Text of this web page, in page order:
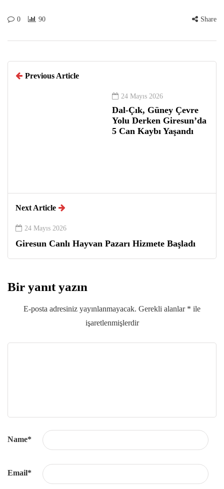
0 90 Share
Previous Article
24 Mayıs 2026
Dal-Çık, Güney Çevre
Yolu Derken Giresun’da
5 Can Kaybı Yaşandı
Next Article
24 Mayıs 2026
Giresun Canlı Hayvan Pazarı Hizmete Başladı
Bir yanıt yazın
E-posta adresiniz yayınlanmayacak. Gerekli alanlar * ile
işaretlenmişlerdir
Name*
Email*